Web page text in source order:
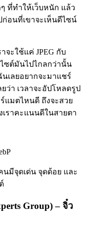
ที่ทำให้เว็บหนัก แล้ว
อนที่เขาจะเห็นดีไซน์
จะใช้แค่ JPEG กับ
ซต์มันไปไกลกว่านั้น
เลยอยากจะมาแชร์
ว่า เวลาจะอัปโหลดรูป
แมตไหนดี ถึงจะสวย
เราคะแนนดีในสายตา
นมีจุดเด่น จุดด้อย และ
Group) – จิ๋ว